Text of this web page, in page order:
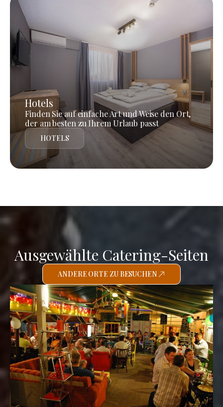
Hotels
Finden Sie auf einfache Art und Weise den Ort,
der am besten zu Ihrem Urlaub passt
HOTELS
Ausgewählte Catering-Seiten
ANDERE ORTE ZU BESUCHEN